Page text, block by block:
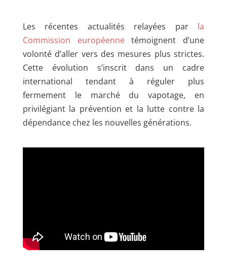
Les récentes actualités relayées par la
Commission européennetémoignent d’une
volonté d’aller vers des mesures plus strictes.
Cette évolution s’inscrit dans un cadre
international tendant à réguler plus
fermement le marché du vapotage, en
privilégiant la prévention et la lutte contre la
dépendance chez les nouvelles générations.